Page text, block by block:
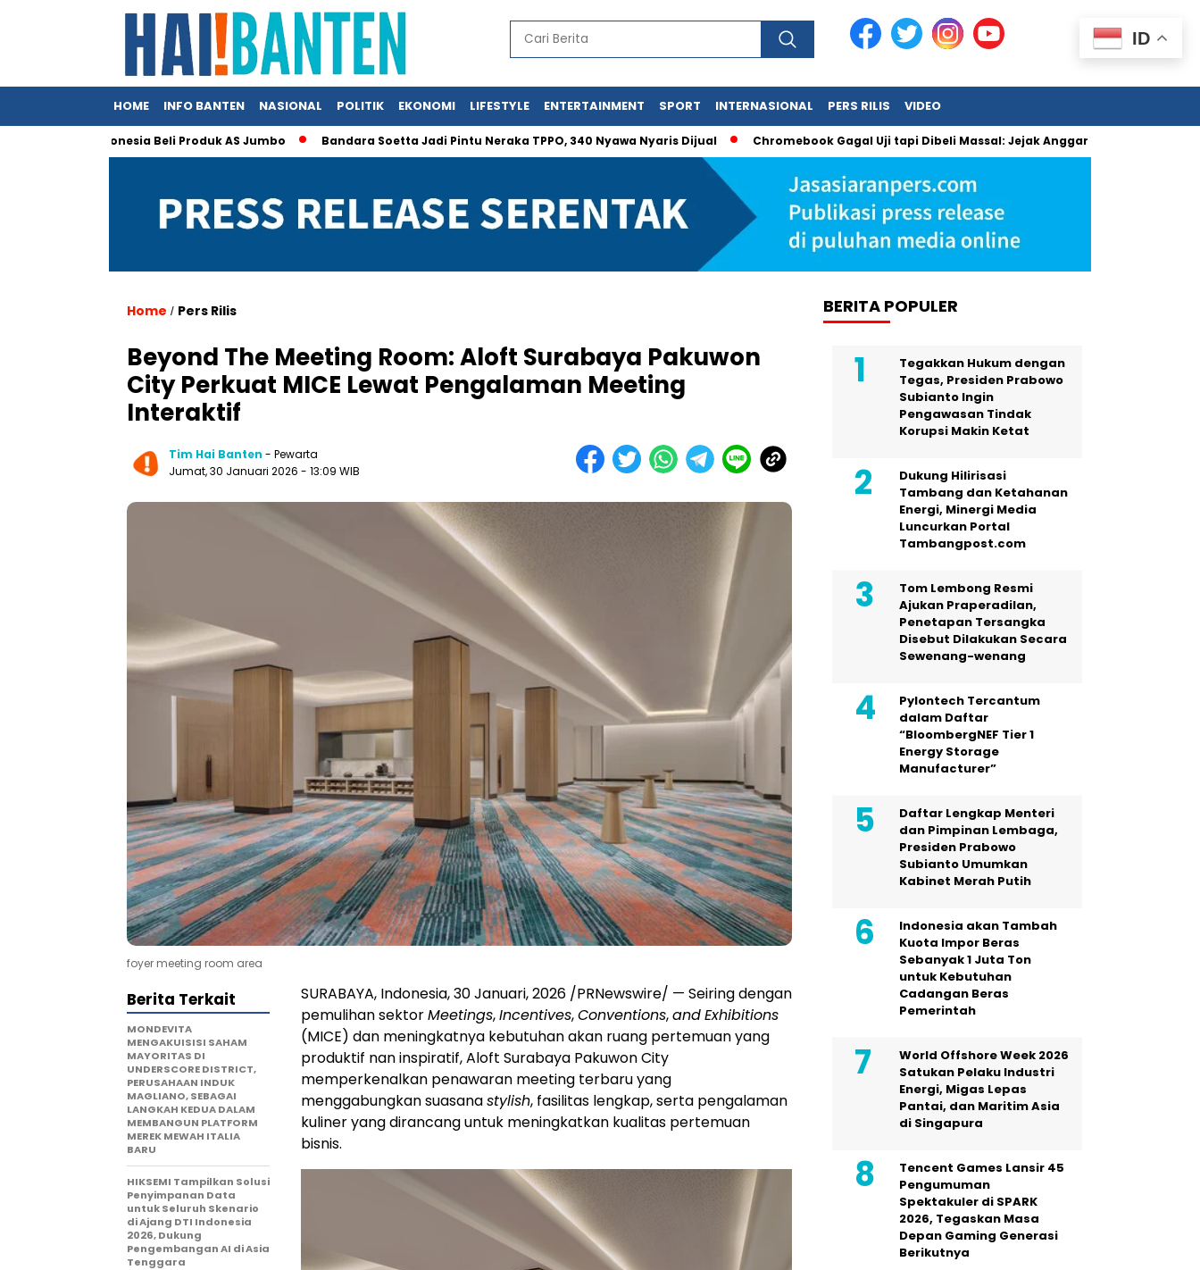
HOME INFO BANTEN NASIONAL POLITIK EKONOMI LIFESTYLE ENTERTAINMENT SPORT INTERNASIONAL PERS RILIS VIDEO
Indonesia Beli Produk AS Jumbo Bandara Soetta Jadi Pintu Neraka TPPO, 340 Nyawa Nyaris Dijual Chromebook Gagal Uji tapi Dibeli Massal: Jejak Anggaran Jumbo dan
Home / Pers Rilis
Beyond The Meeting Room: Aloft Surabaya Pakuwon
City Perkuat MICE Lewat Pengalaman Meeting
Interaktif
Tim Hai Banten - Pewarta
Jumat, 30 Januari 2026 - 13:09 WIB
foyer meeting room area
SURABAYA, Indonesia,30 Januari, 2026 /PRNewswire/ — Seiring dengan
pemulihan sektorMeetings,Incentives,Conventions,andExhibitions
(MICE) dan meningkatnya kebutuhan akan ruang pertemuan yang
produktif nan inspiratif, Aloft Surabaya Pakuwon City
memperkenalkan penawaran meeting terbaru yang
menggabungkan suasanastylish, fasilitas lengkap, serta pengalaman
kuliner yang dirancang untuk meningkatkan kualitas pertemuan
bisnis.
Berita Terkait
MONDEVITA
MENGAKUISISI SAHAM
MAYORITAS DI
UNDERSCORE DISTRICT,
PERUSAHAAN INDUK
MAGLIANO, SEBAGAI
LANGKAH KEDUA DALAM
MEMBANGUN PLATFORM
MEREK MEWAH ITALIA
BARU
HIKSEMI Tampilkan Solusi
Penyimpanan Data
untuk Seluruh Skenario
di Ajang DTI Indonesia
2026, Dukung
Pengembangan AI di Asia
Tenggara
BERITA POPULER
Tegakkan Hukum dengan
Tegas, Presiden Prabowo
Subianto Ingin
Pengawasan Tindak
Korupsi Makin Ketat
Dukung Hilirisasi
Tambang dan Ketahanan
Energi, Minergi Media
Luncurkan Portal
Tambangpost.com
Tom Lembong Resmi
Ajukan Praperadilan,
Penetapan Tersangka
Disebut Dilakukan Secara
Sewenang-wenang
Pylontech Tercantum
dalam Daftar
“BloombergNEF Tier 1
Energy Storage
Manufacturer”
Daftar Lengkap Menteri
dan Pimpinan Lembaga,
Presiden Prabowo
Subianto Umumkan
Kabinet Merah Putih
Indonesia akan Tambah
Kuota Impor Beras
Sebanyak 1 Juta Ton
untuk Kebutuhan
Cadangan Beras
Pemerintah
World Offshore Week 2026
Satukan Pelaku Industri
Energi, Migas Lepas
Pantai, dan Maritim Asia
di Singapura
Tencent Games Lansir 45
Pengumuman
Spektakuler di SPARK
2026, Tegaskan Masa
Depan Gaming Generasi
Berikutnya
ID